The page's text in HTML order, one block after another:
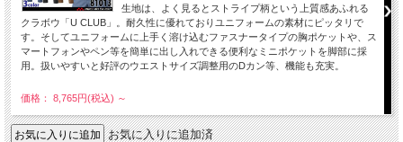
生地は、よく見るとストライプ柄という上質感あふれる
クラボウ「U CLUB」。耐久性に優れておりユニフォームの素材にピッタリで
す。そしてユニフォームに上手く溶け込むファスナータイプの胸ポケットや、ス
マートフォンやペン等を簡単に出し入れできる便利なミニポケットを脚部に採
用。扱いやすいと好評のウエストサイズ調整用のDカン等、機能も充実。
価格： 8,765円(税込) ～
お気に入りに追加済